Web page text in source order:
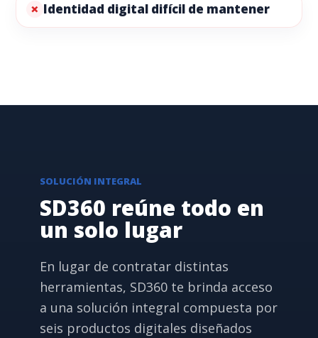
Identidad digital difícil de mantener
SOLUCIÓN INTEGRAL
SD360 reúne todo en
un solo lugar
En lugar de contratar distintas
herramientas, SD360 te brinda acceso
a una solución integral compuesta por
seis productos digitales diseñados